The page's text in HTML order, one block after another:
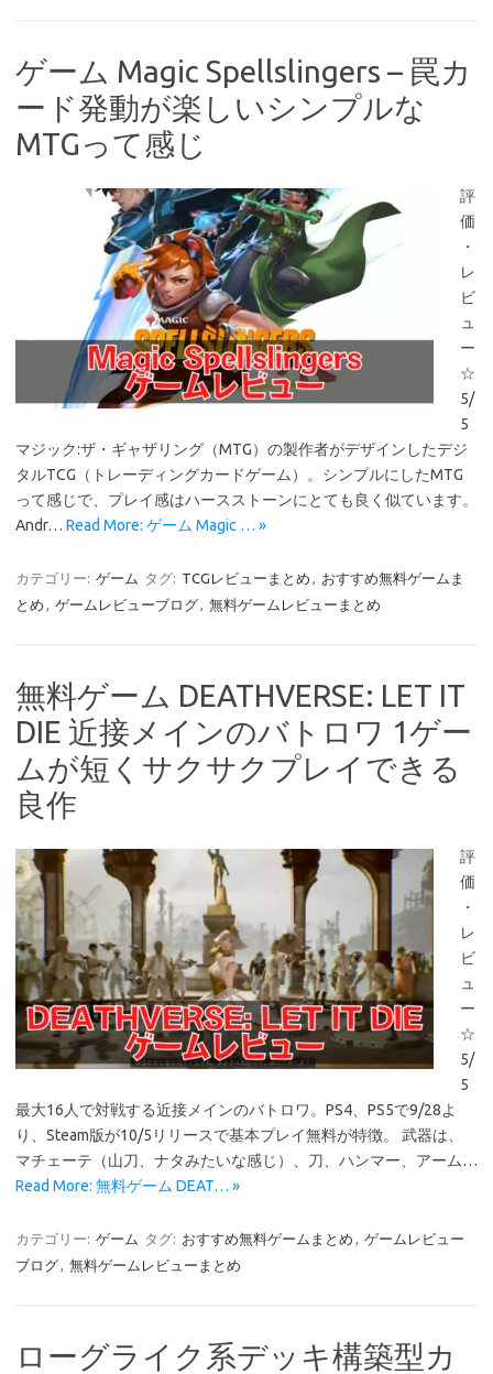
ゲーム Magic Spellslingers – 罠カ
ード発動が楽しいシンプルな
MTGって感じ
評
価
・
レ
ビ
ュ
ー
☆
5/
5
マジック:ザ・ギャザリング（MTG）の製作者がデザインしたデジ
タルTCG（トレーディングカードゲーム）。シンプルにしたMTG
って感じで、プレイ感はハースストーンにとても良く似ています。
Andr… Read More: ゲーム Magic … »
カテゴリー: ゲーム タグ: TCGレビューまとめ , おすすめ無料ゲームま
とめ , ゲームレビューブログ, 無料ゲームレビューまとめ
無料ゲーム DEATHVERSE: LET IT
DIE 近接メインのバトロワ 1ゲー
ムが短くサクサクプレイできる
良作
評
価
・
レ
ビ
ュ
ー
☆
5/
5
最大16人で対戦する近接メインのバトロワ。PS4、PS5で9/28よ
り、Steam版が10/5リリースで基本プレイ無料が特徴。 武器は、
マチェーテ（山刀、ナタみたいな感じ）、刀、ハンマー、アーム…
Read More: 無料ゲーム DEAT… »
カテゴリー: ゲーム タグ: おすすめ無料ゲームまとめ , ゲームレビュー
ブログ, 無料ゲームレビューまとめ
ローグライク系デッキ構築型カ